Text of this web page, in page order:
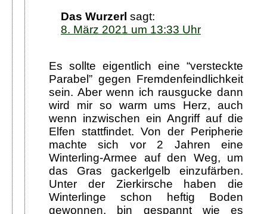
Das Wurzerl sagt:
8. März 2021 um 13:33 Uhr
Es sollte eigentlich eine “versteckte
Parabel” gegen Fremdenfeindlichkeit
sein. Aber wenn ich rausgucke dann
wird mir so warm ums Herz, auch
wenn inzwischen ein Angriff auf die
Elfen stattfindet. Von der Peripherie
machte sich vor 2 Jahren eine
Winterling-Armee auf den Weg, um
das Gras gackerlgelb einzufärben.
Unter der Zierkirsche haben die
Winterlinge schon heftig Boden
gewonnen, bin gespannt wie es